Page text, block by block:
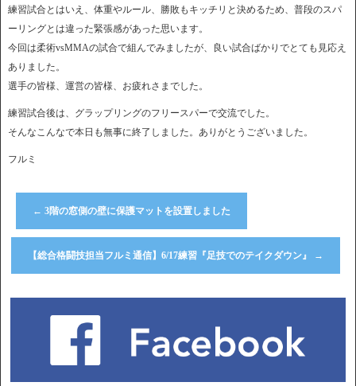
練習試合とはいえ、体重やルール、勝敗もキッチリと決めるため、普段のスパ
ーリングとは違った緊張感があった思います。
今回は柔術vsMMAの試合で組んでみましたが、良い試合ばかりでとても見応え
ありました。
選手の皆様、運営の皆様、お疲れさまでした。
練習試合後は、グラップリングのフリースパーで交流でした。
そんなこんなで本日も無事に終了しました。ありがとうございました。
フルミ
← 3階の窓側の壁に保護マットを設置しました
【総合格闘技担当フルミ通信】6/17練習『足技でのテイクダウン』 →